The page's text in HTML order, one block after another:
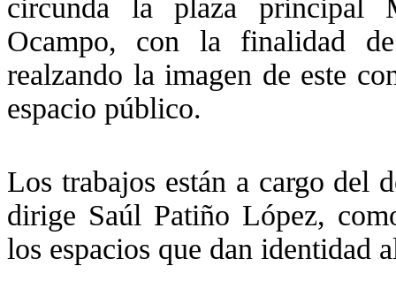
circunda la plaza principal
Ocampo, con la finalidad
realzando la imagen de este
espacio público.
Los trabajos están a cargo del
dirige Saúl Patiño López,
los espacios que dan identidad